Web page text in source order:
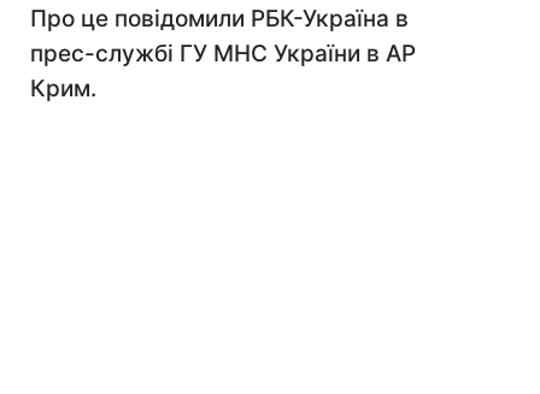
Про це повідомили РБК-Україна в
прес-службі ГУ МНС України в АР
Крим.